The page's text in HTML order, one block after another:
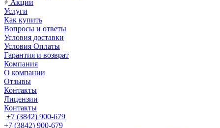
Акции
Услуги
Как купить
Вопросы и ответы
Условия доставки
Условия Оплаты
Гарантия и возврат
Компания
О компании
Отзывы
Контакты
Лицензии
Контакты
+7 (3842) 900-679
+7 (3842) 900-679